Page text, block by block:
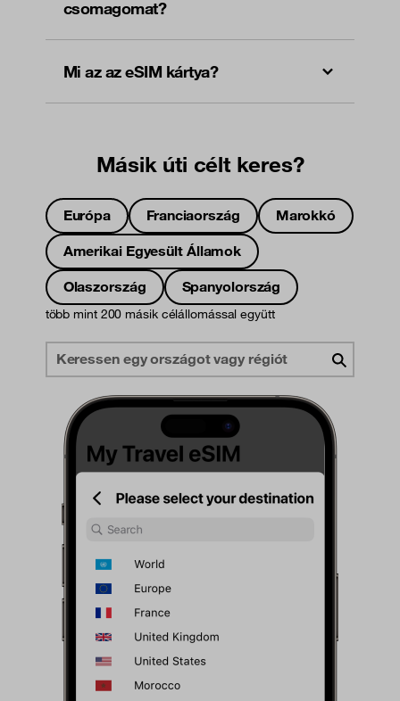
csomagomat?
Mi az az eSIM kártya?
Másik úti célt keres?
Európa Franciaország
Marokkó
Amerikai Egyesült Államok
Olaszország
Spanyolország
több mint 200 másik célállomással együtt